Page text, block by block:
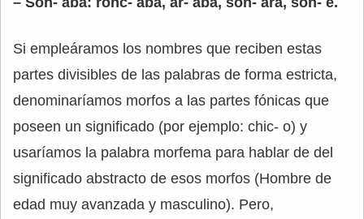
Si empleáramos los nombres que reciben estas
partes divisibles de las palabras de forma estricta,
denominaríamos morfos a las partes fónicas que
poseen un significado (por ejemplo: chic- o) y
usaríamos la palabra morfema para hablar de del
significado abstracto de esos morfos (Hombre de
edad muy avanzada y masculino). Pero,